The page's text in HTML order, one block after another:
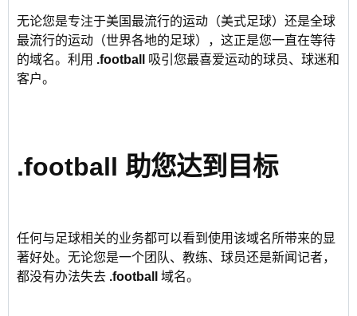
无论您是专注于美国最流行的运动（美式足球）还是全球
最流行的运动（世界各地的足球），这正是您一直在等待
的域名。利用 .football
吸引您最喜爱运动的球员、球迷和
客户。
.football 助您达到目标
任何与足球相关的业务都可以看到使用该域名所带来的显
著好处。无论您是一个团队、教练、球员还是新闻记者，
都没有办法失去 .football 域名。